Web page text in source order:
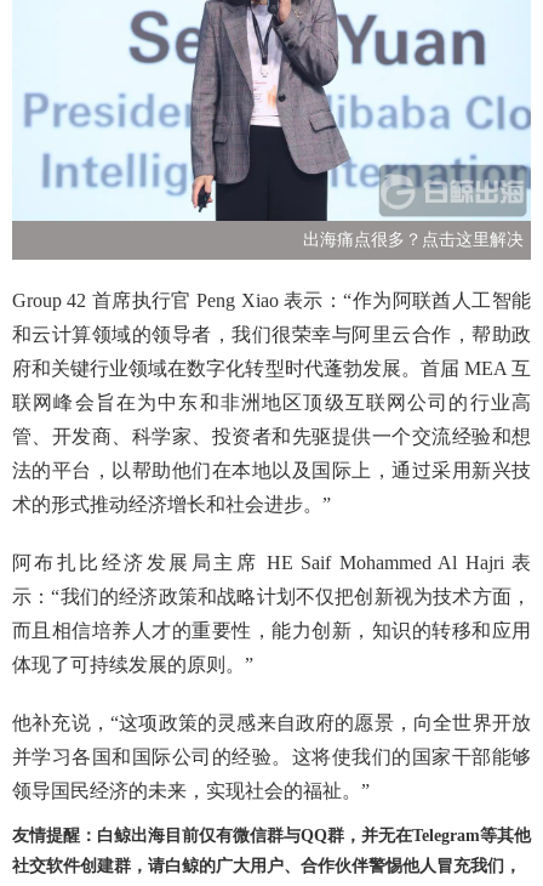
出海痛点很多？点击这里解决
Group 42 首席执行官 Peng Xiao 表示：“作为阿联酋人工智能
和云计算领域的领导者，我们很荣幸与阿里云合作，帮助政
府和关键行业领域在数字化转型时代蓬勃发展。首届 MEA 互
联网峰会旨在为中东和非洲地区顶级互联网公司的行业高
管、开发商、科学家、投资者和先驱提供一个交流经验和想
法的平台，以帮助他们在本地以及国际上，通过采用新兴技
术的形式推动经济增长和社会进步。”
阿布扎比经济发展局主席 HE Saif Mohammed Al Hajri 表
示：“我们的经济政策和战略计划不仅把创新视为技术方面，
而且相信培养人才的重要性，能力创新，知识的转移和应用
体现了可持续发展的原则。”
他补充说，“这项政策的灵感来自政府的愿景，向全世界开放
并学习各国和国际公司的经验。这将使我们的国家干部能够
领导国民经济的未来，实现社会的福祉。”
友情提醒：白鲸出海目前仅有微信群与QQ群，并无在Telegram等其他
社交软件创建群，请白鲸的广大用户、合作伙伴警惕他人冒充我们，